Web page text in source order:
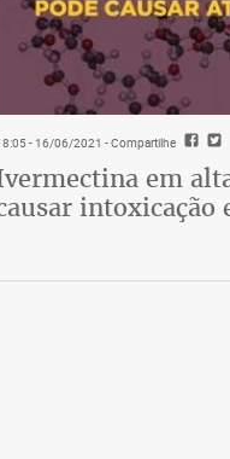
- 16/06/2021 - Compartilhe
em
intoxicação